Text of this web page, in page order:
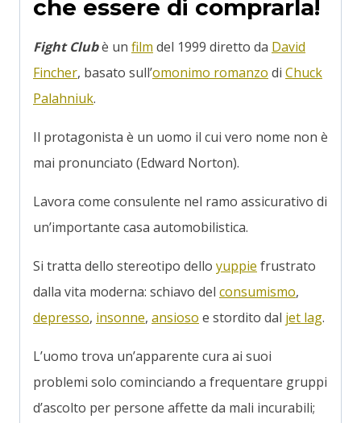
che essere di comprarla!
Fight Clubè un film del 1999 diretto da David
Fincher, basato sull’omonimo romanzo di Chuck
Palahniuk.
Il protagonista è un uomo il cui vero nome non è
mai pronunciato (Edward Norton).
Lavora come consulente nel ramo assicurativo di
un’importante casa automobilistica.
Si tratta dello stereotipo dello yuppie frustrato
dalla vita moderna: schiavo del consumismo,
depresso, insonne, ansioso e stordito dal jet lag.
L’uomo trova un’apparente cura ai suoi
problemi solo cominciando a frequentare gruppi
d’ascolto per persone affette da mali incurabili;